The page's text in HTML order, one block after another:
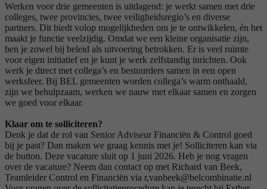
Werken voor drie gemeenten is uitdagend: je werkt samen met drie
colleges, twee provincies, twee veiligheidsregio’s en diverse
partners. Dit biedt volop mogelijkheden om je te ontwikkelen, én het
maakt je functie veelzijdig. Omdat we een kleine organisatie zijn,
ben je zowel bij beleid als uitvoering betrokken. Er is veel ruimte
voor eigen initiatief en je kunt je werk zelfstandig inrichten. Ook
werk je direct met collega’s en bestuurders samen in een open
werksfeer. Bij BEL gemeenten worden collega’s warm onthaald,
zijn we behulpzaam, werken we nauw met elkaar samen en zorgen
we goed voor elkaar.
Klaar om te solliciteren?
Denk je dat de rol van Senior Adviseur Financiën & Control goed
bij je past? Dan maken we graag kennis met je! Solliciteren kan via
de button. Deze vacature sluit op 1 juni 2026. Heb je nog vragen
over de vacature? Neem dan contact op met Richard van Beek,
Teamleider Control en Financiën via r,vanbeek@belcombinatie.nl